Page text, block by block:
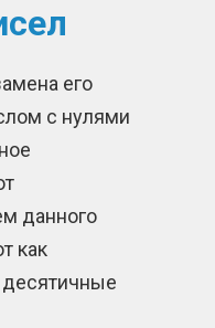
его
с нулями
данного
как
десятичные